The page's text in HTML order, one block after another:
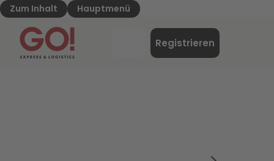
Zum Inhalt Hauptmenü
GO! Express & Logistics - Zur Starteite
Registrieren